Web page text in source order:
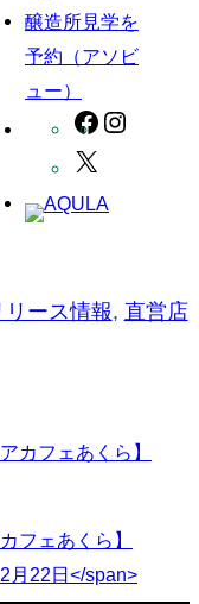
醸造所見学を
予約（アソビ
ュー）
Facebook
リース情報, 直営店
フェあくら】
月22日</span>